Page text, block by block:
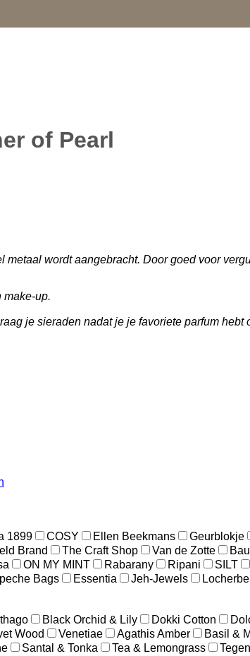
of Pearl
wordt aangebracht. Door goed voor
make-up.
je sieraden nadat je je favoriete parfum hebt
1899 COSY Ellen Beekmans Geurblokje
Brand The Craft Shop Van de Zotte
ON MY MINT Rabarany Ripani SILT
Bags Essentia Jeh-Jewels
Black Orchid & Lily Dokki Cotton
Wood Venetiae Agathis Amber Basil &
Santal & Tonka Tea & Lemongrass